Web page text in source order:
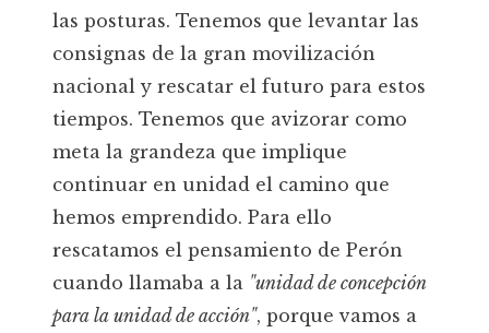
las posturas. Tenemos que levantar las
consignas de la gran movilización
nacional y rescatar el futuro para estos
tiempos. Tenemos que avizorar como
meta la grandeza que implique
continuar en unidad el camino que
hemos emprendido. Para ello
rescatamos el pensamiento de Perón
cuando llamaba a la "unidad de concepción
para la unidad de acción", porque vamos a